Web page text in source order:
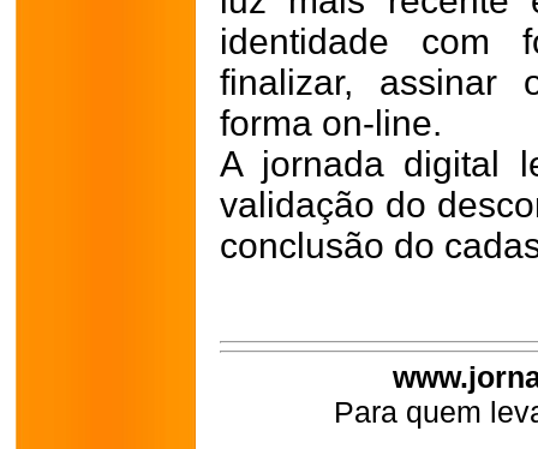
identidade com
finalizar, assinar
forma on-line.
A jornada digital
validação do
conclusão do
Para quem